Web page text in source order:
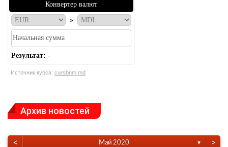
Конвертер валют
»
Результат: -
Источник курса: cursbnm.md
Архив новостей
< Май 2020 ▼ >